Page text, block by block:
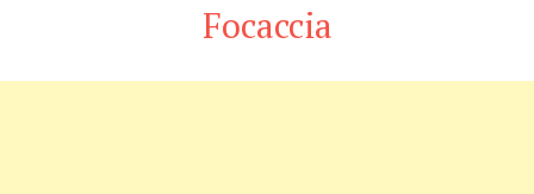
Focaccia